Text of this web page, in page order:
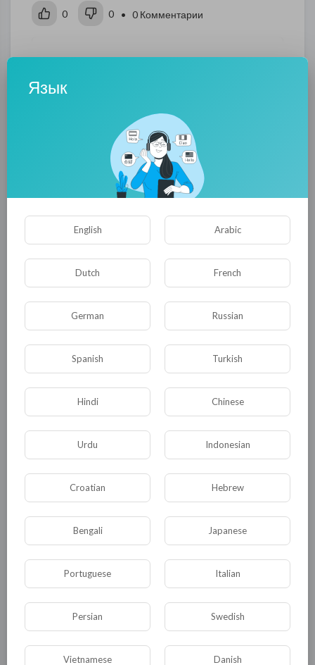
0 0 • 0 Комментарии
Комментариев нет
КАТЕГОРИИ
Общество События
Спорт Комедия Развлечение
Новости и политика Криминал Культура
Флора и фауна История
Медицина Юмор Наука и образование
Религия Экономика Экология
Технологии
ДРУГОЕ ЭТОГО АВТОРА
Язык
English Arabic
Dutch French
German Russian
Spanish Turkish
Hindi Chinese
Urdu Indonesian
Croatian Hebrew
Bengali Japanese
Portuguese Italian
Persian Swedish
Vietnamese Danish